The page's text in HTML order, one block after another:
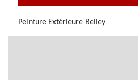
Peinture Extérieure Belley